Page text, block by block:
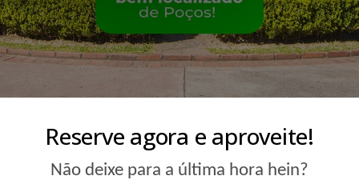
Reserve agora e aproveite!
Não deixe para a última hora hein?